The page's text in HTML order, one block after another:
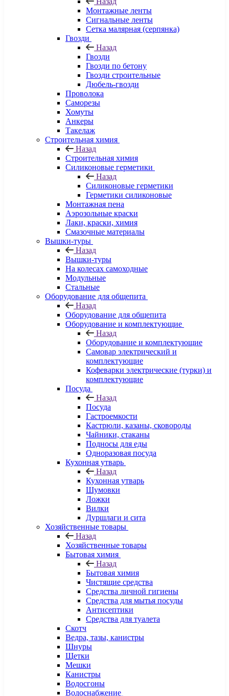
Монтажные ленты
Сигнальные ленты
Сетка малярная (серпянка)
Гвозди
Назад
Гвозди
Гвозди по бетону
Гвозди строительные
Дюбель-гвозди
Проволока
Саморезы
Хомуты
Анкеры
Такелаж
Строительная химия
Назад
Строительная химия
Силиконовые герметики
Назад
Силиконовые герметики
Герметики силиконовые
Монтажная пена
Аэрозольные краски
Лаки, краски, химия
Смазочные материалы
Вышки-туры
Назад
Вышки-туры
На колесах самоходные
Модульные
Стальные
Оборудование для общепита
Назад
Оборудование для общепита
Оборудование и комплектующие
Назад
Оборудование и комплектующие
Самовар электрический и
комплектующие
Кофеварки электрические (турки) и
комплектующие
Посуда
Назад
Посуда
Гастроемкости
Кастрюли, казаны, сковороды
Чайники, стаканы
Подносы для еды
Одноразовая посуда
Кухонная утварь
Назад
Кухонная утварь
Шумовки
Ложки
Вилки
Дуршлаги и сита
Хозяйственные товары
Назад
Хозяйственные товары
Бытовая химия
Назад
Бытовая химия
Чистящие средства
Средства личной гигиены
Средства для мытья посуды
Антисептики
Средства для туалета
Скотч
Ведра, тазы, канистры
Шнуры
Щетки
Мешки
Канистры
Водосгоны
Водоснабжение